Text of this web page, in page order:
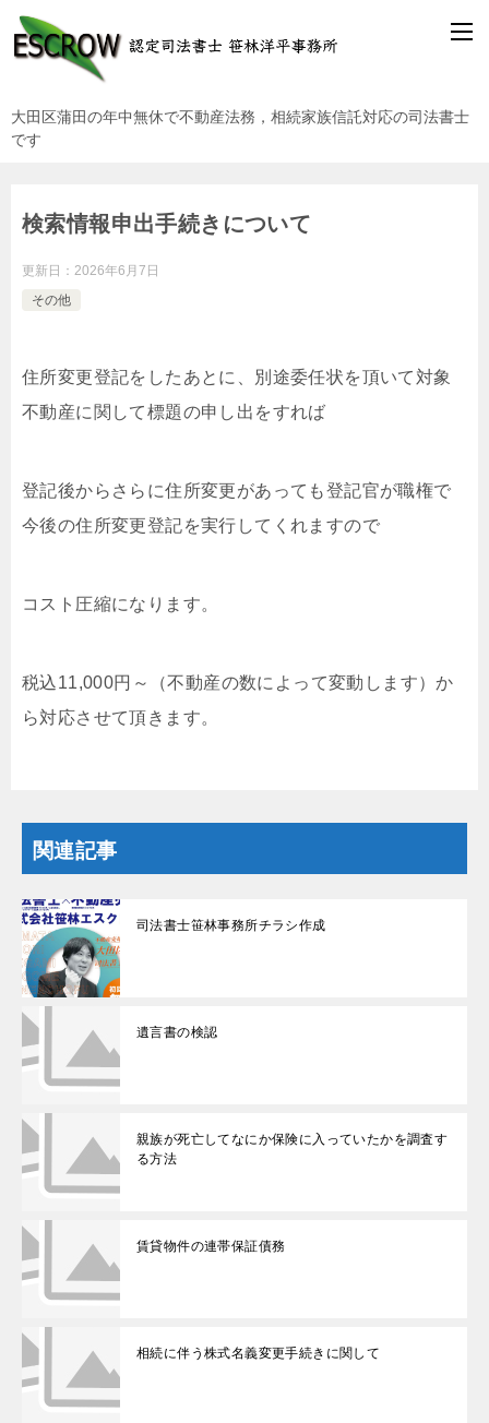
大田区蒲田の年中無休で不動産法務，相続家族信託対応の司法書士
です
検索情報申出手続きについて
更新日： 2026年6月7日
その他
住所変更登記をしたあとに、別途委任状を頂いて対象
不動産に関して標題の申し出をすれば
登記後からさらに住所変更があっても登記官が職権で
今後の住所変更登記を実行してくれますので
コスト圧縮になります。
税込11,000円～（不動産の数によって変動します）か
ら対応させて頂きます。
関連記事
司法書士笹林事務所チラシ作成
遺言書の検認
親族が死亡してなにか保険に入っていたかを調査す
る方法
賃貸物件の連帯保証債務
相続に伴う株式名義変更手続きに関して